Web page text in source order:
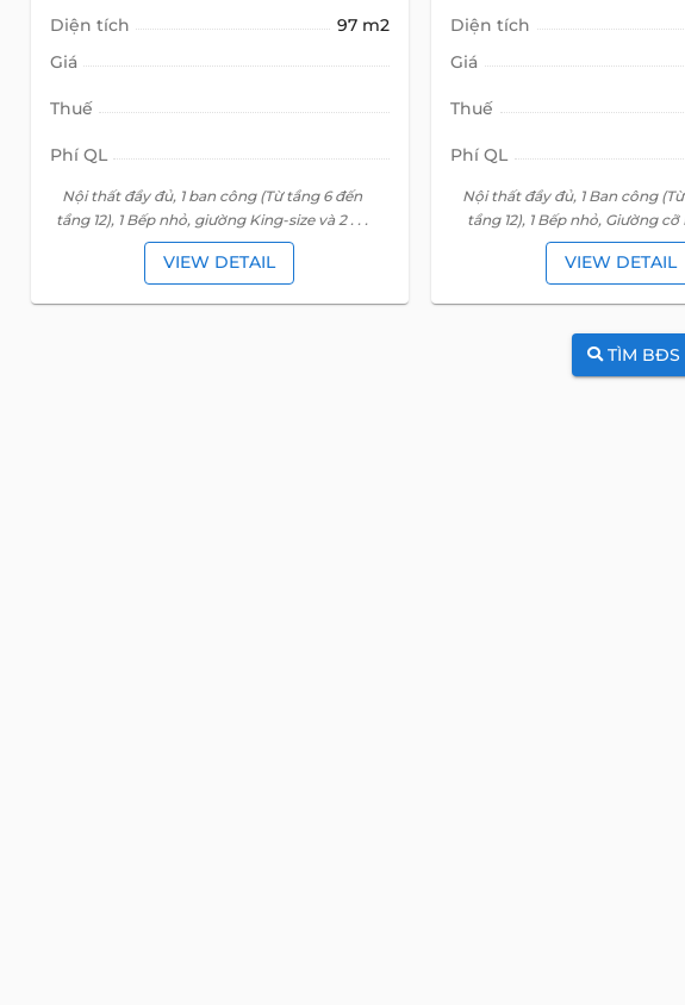
Diện tích
97 m2
Giá
Thuế
Phí QL
Nội thất đầy đủ, 1 ban công (Từ tầng 6 đến
tầng 12), 1 Bếp nhỏ, giường King-size và 2 . . .
VIEW DETAIL
Diện tích
Giá
Thuế
Phí QL
Nội thất đầy đủ, 1 Ban công
tầng 12), 1 Bếp nhỏ, Giường cỡ
VIEW DETAIL
TÌM BĐS